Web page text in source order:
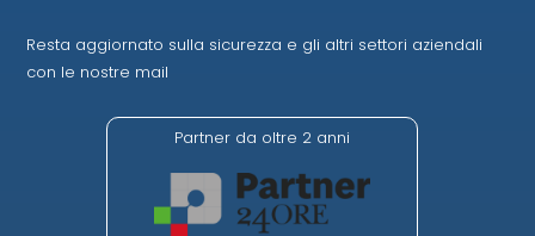
Resta aggiornato sulla sicurezza e gli altri settori aziendali
con le nostre mail
Partner da oltre 2 anni